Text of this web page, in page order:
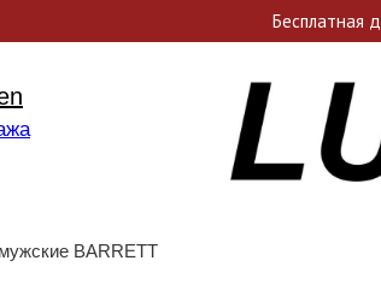
Уникальные акции и
BARRETT
Бесплатная